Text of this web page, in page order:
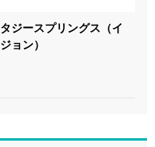
ジースプリングス（イ
ョン）